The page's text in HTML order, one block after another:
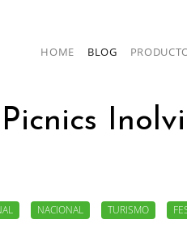
HOME BLOG
NACIONAL TURISMO